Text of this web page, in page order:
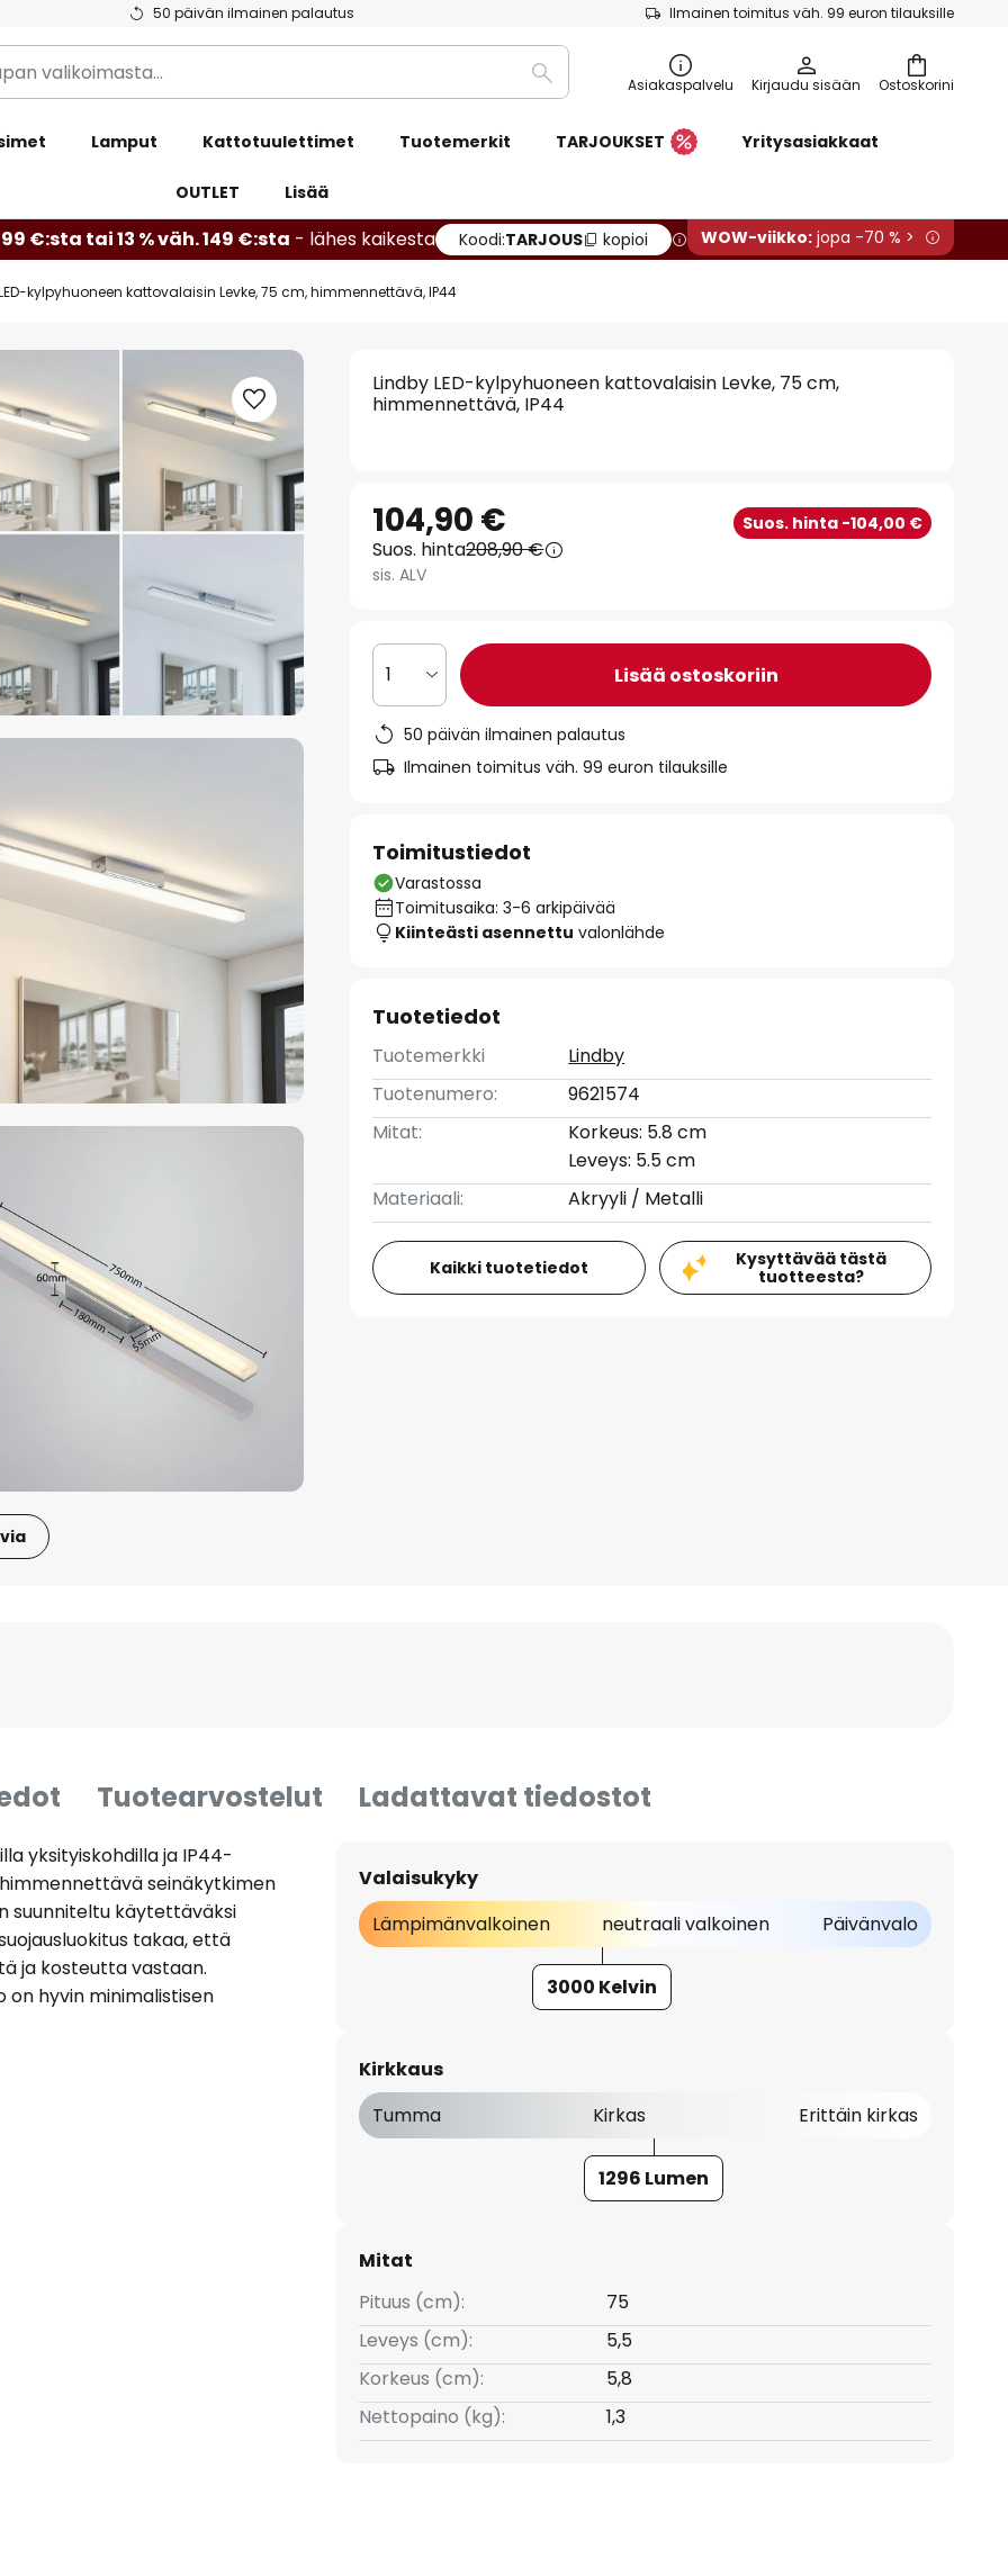
50 päivän ilmainen palautus Ilmainen toimitus väh. 99 euron tilauksille
Ostoskorini
Etsi Asiakaspalvelu Kirjaudu sisään
Lamput Kattotuulettimet Tuotemerkit TARJOUKSET Yritysasiakkaat
OUTLET Lisää
€:sta tai 13 % väh. 149 €:sta - lähes kaikesta Koodi:TARJOUS kopioi WOW-viikko: jopa -70 % >
kylpyhuoneen kattovalaisin Levke, 75 cm, himmennettävä, IP44
Lindby LED-kylpyhuoneen kattovalaisin Levke, 75 cm,
himmennettävä, IP44
104,90 € Suos. hinta -104,00 €
Suos. hinta208,90 €
sis. ALV
1 Lisää ostoskoriin
50 päivän ilmainen palautus
Ilmainen toimitus väh. 99 euron tilauksille
Toimitustiedot
Varastossa
Toimitusaika: 3-6 arkipäivää
Kiinteästi asennettu valonlähde
Tuotetiedot
Tuotemerkki
Lindby
Tuotenumero:
9621574
Mitat:
Korkeus: 5.8 cm
Leveys: 5.5 cm
Materiaali:
Akryyli / Metalli
Kaikki tuotetiedot
Kysyttävää tästä
tuotteesta?
Tuotearvostelut Ladattavat tiedostot
yksityiskohdilla ja IP44-
seinäkytkimen
suunniteltu käytettäväksi
takaa, että
ja kosteutta vastaan.
hyvin minimalistisen
on kiiltävä
himmentää kolmessa
seinäkytkimellä, mikä
Valaisukyky
Lämpimänvalkoinen
neutraali valkoinen Päivänvalo
3000 Kelvin
Kirkkaus
Tumma
Kirkas Erittäin kirkas
1296 Lumen
Mitat
Pituus (cm):
75
Leveys (cm):
5,5
Korkeus (cm):
5,8
Nettopaino (kg):
1,3